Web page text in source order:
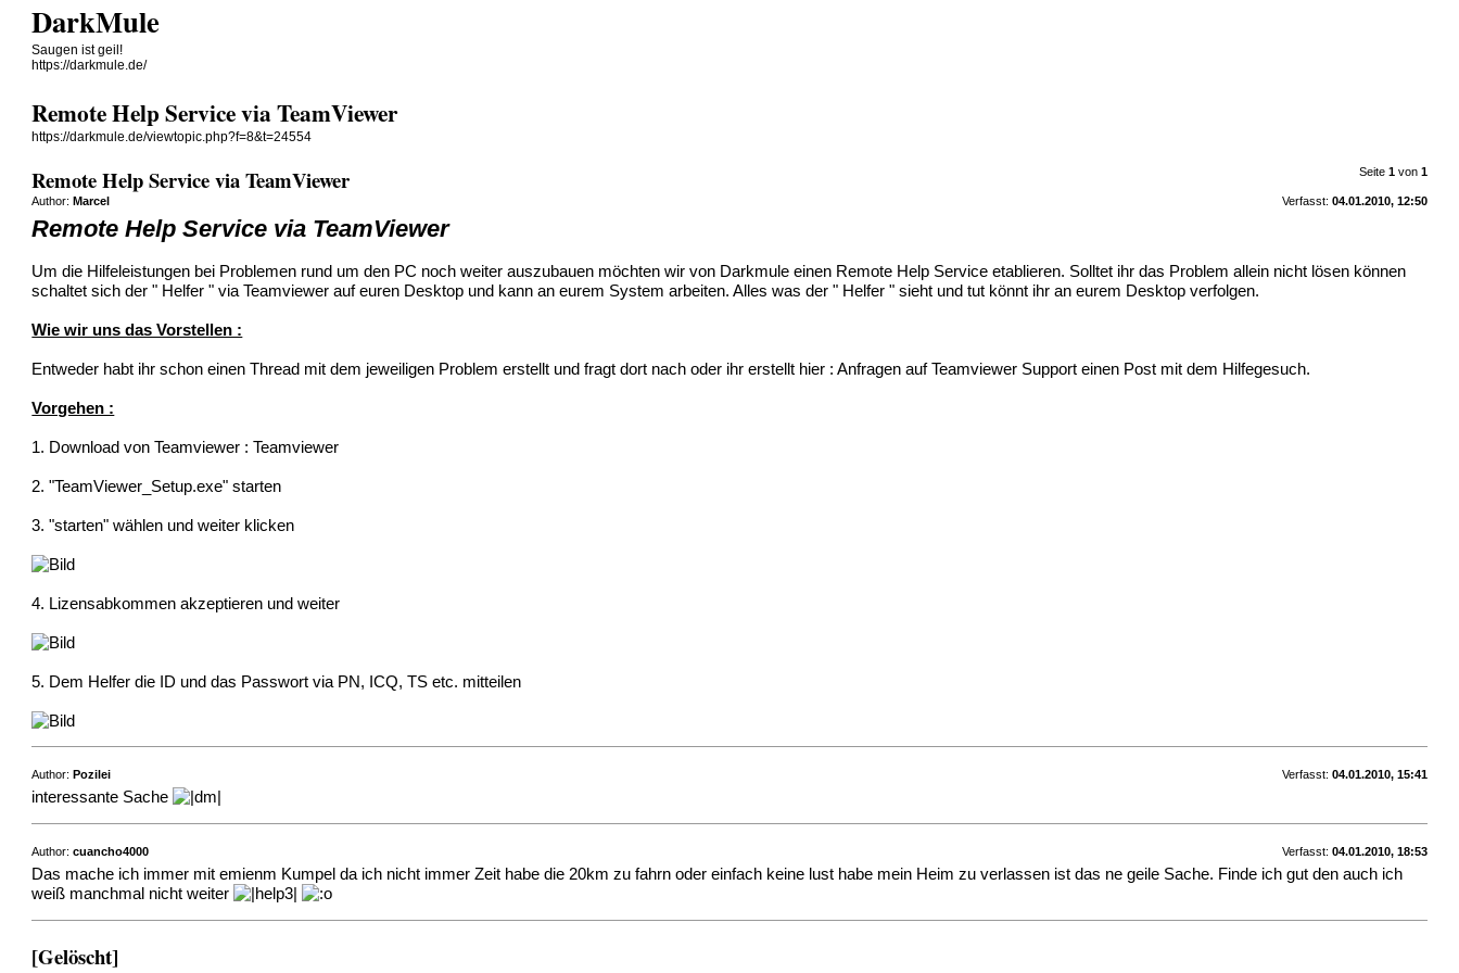
DarkMule
Saugen ist geil!
https://darkmule.de/
Remote Help Service via TeamViewer
https://darkmule.de/viewtopic.php?f=8&t=24554
Seite 1von 1
Remote Help Service via TeamViewer
Verfasst: 04.01.2010, 12:50
Author:Marcel
Remote Help Service via TeamViewer
Um die Hilfeleistungen bei Problemen rund um den PC noch weiter auszubauen möchten wir von Darkmule einen Remote Help Service etablieren. Solltet ihr das Problem allein nicht lösen können
schaltet sich der " Helfer " via Teamviewer auf euren Desktop und kann an eurem System arbeiten. Alles was der " Helfer " sieht und tut könnt ihr an eurem Desktop verfolgen.
Wie wir uns das Vorstellen :
Entweder habt ihr schon einen Thread mit dem jeweiligen Problem erstellt und fragt dort nach oder ihr erstellt hier :Anfragen auf Teamviewer Support einen Post mit dem Hilfegesuch.
Vorgehen :
1. Download von Teamviewer :Teamviewer
2. "TeamViewer_Setup.exe" starten
3. "starten" wählen und weiter klicken
4. Lizensabkommen akzeptieren und weiter
5. Dem Helfer die ID und das Passwort via PN, ICQ, TS etc. mitteilen
Verfasst: 04.01.2010, 15:41
Author:Pozilei
interessante Sache
Verfasst: 04.01.2010, 18:53
Author:cuancho4000
Das mache ich immer mit emienm Kumpel da ich nicht immer Zeit habe die 20km zu fahrn oder einfach keine lust habe mein Heim zu verlassen ist das ne geile Sache. Finde ich gut den auch ich
weiß manchmal nicht weiter
[Gelöscht]